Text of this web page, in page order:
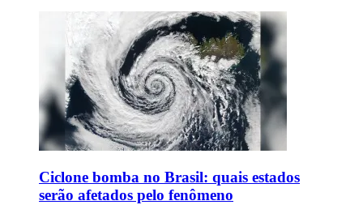
Ciclone bomba no Brasil: quais estados
serão afetados pelo fenômeno